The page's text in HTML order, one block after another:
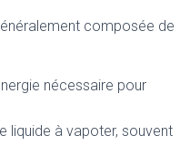
composée de
nécessaire pour
liquide à vapoter, souvent